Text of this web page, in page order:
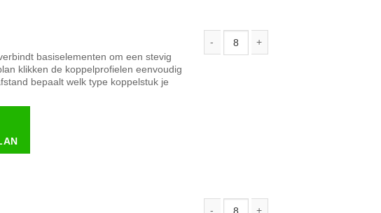
basiselementen om een stevig
klikken de koppelprofielen eenvoudig
bepaalt welk type koppelstuk je